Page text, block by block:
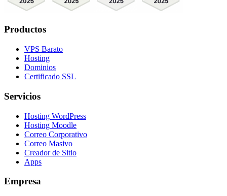
Productos
VPS Barato
Hosting
Dominios
Certificado SSL
Servicios
Hosting WordPress
Hosting Moodle
Correo Corporativo
Correo Masivo
Creador de Sitio
Apps
Empresa